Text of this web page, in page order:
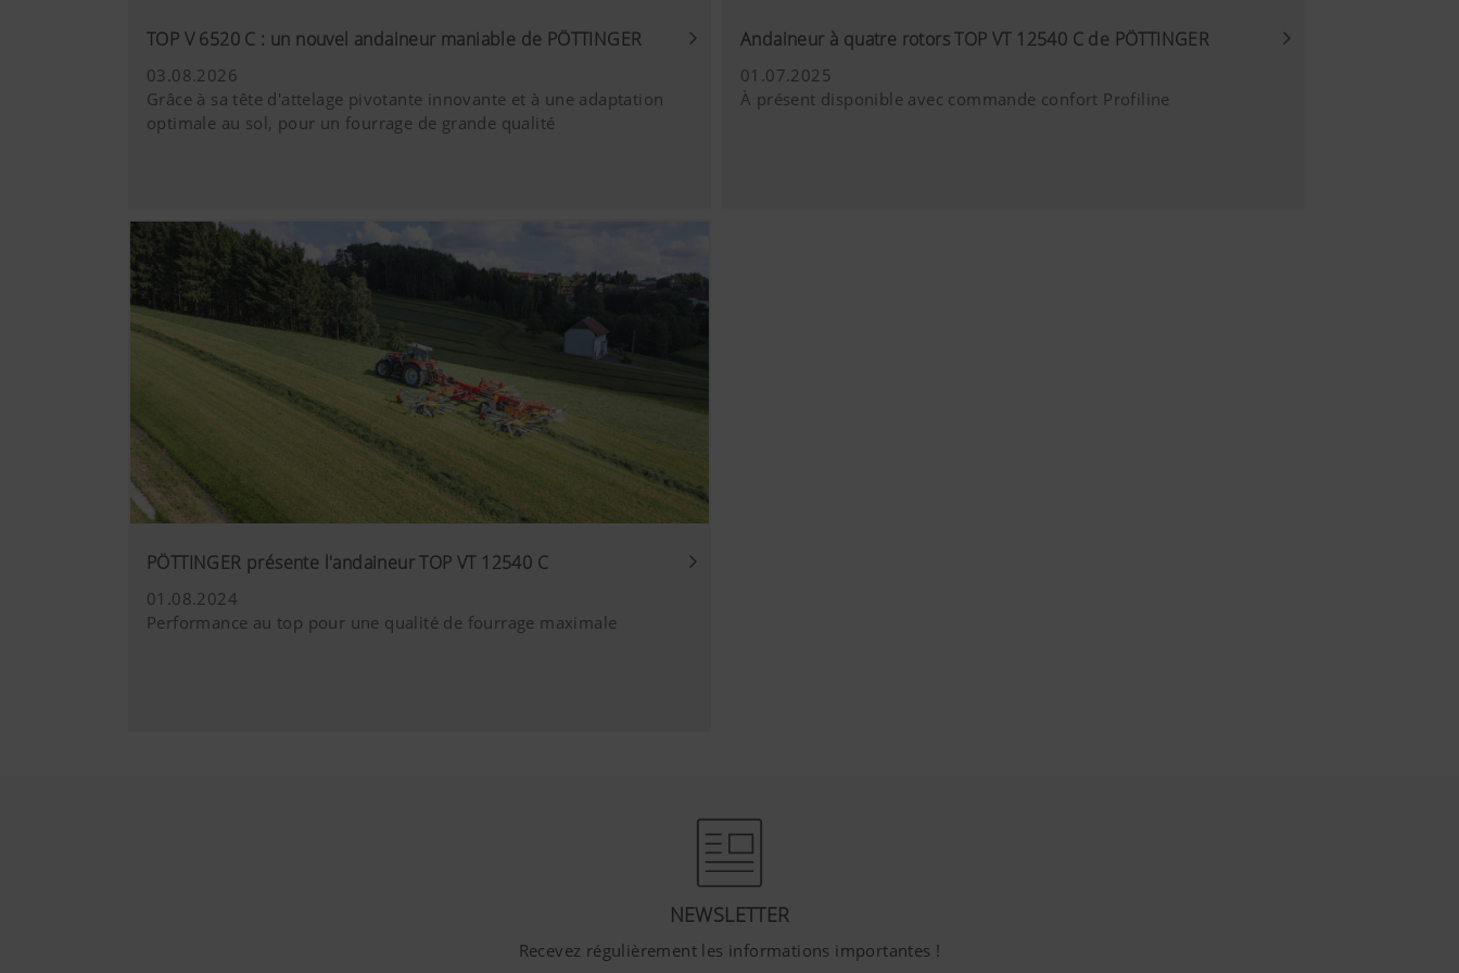
étendu de protection des données de YouTube. Aucune information sur les visiteurs de ce site
suivants :https://support.google.com/youtube/answer/171780?
hl=frhttps://www.google.de/intl/fr/policies/privacy/Nous n’avons aucun contrôle sur les
TOP V 6520 C : un nouvel andaineur maniable de PÖTTINGER
03.08.2026
Grâce à sa tête d'attelage pivotante innovante et à une adaptation
optimale au sol, pour un fourrage de grande qualité
Andaineur à quatre rotors TOP VT 12540 C de PÖTTINGER
01.07.2025
À présent disponible avec commande confort Profiline
PÖTTINGER présente l'andaineur TOP VT 12540 C
01.08.2024
Performance au top pour une qualité de fourrage maximale
NEWSLETTER
Recevez régulièrement les informations importantes !